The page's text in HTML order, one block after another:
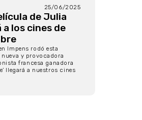
25/06/2025
de Julia
los cines de
Impens rodó esta
y provocadora
francesa ganadora
llegará a nuestros cines